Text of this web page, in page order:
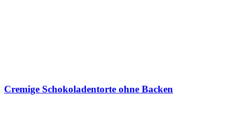
Cremige Schokoladentorte ohne Backen